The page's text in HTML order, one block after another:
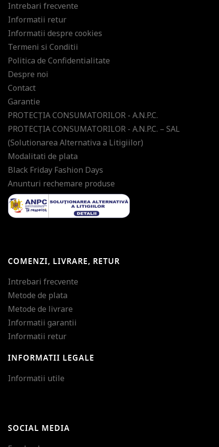
Intrebari frecvente
Informatii retur
Informatii despre cookies
Termeni si Conditii
Politica de Confidentialitate
Despre noi
Contact
Garantie
PROTECŢIA CONSUMATORILOR - A.N.P.C.
PROTECŢIA CONSUMATORILOR - A.N.P.C. – SAL
(Solutionarea Alternativa a Litigiilor)
Modalitati de plata
Black Friday Fashion Days
Anunturi rechemare produse
COMENZI, LIVRARE, RETUR
Intrebari frecvente
Metode de plata
Metode de livrare
Informatii garantii
Informatii retur
INFORMATII LEGALE
Informatii utile
SOCIAL MEDIA